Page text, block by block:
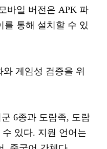
바일 버전은 APK 파
를 통해 설치할 수 있
게임성 검증을 위
6종과 도람족, 도람
있다. 지원 언어는